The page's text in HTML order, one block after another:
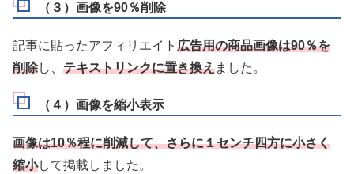
（３）画像を90％削除
記事に貼ったアフィリエイト 広告用の商品画像は90％を
削除し、 テキストリンクに置き換えました。
（４）画像を縮小表示
画像は10％程に削減して、さらに１センチ四方に小さく
縮小して掲載しました。